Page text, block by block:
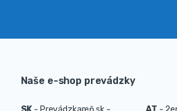
Naše e-shop prevádzky